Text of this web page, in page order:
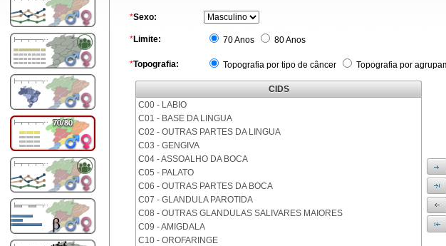
*Sexo:
*Limite: 70 Anos 80 Anos
*Topografia: Topografia por tipo de câncer Topografia por
CIDS
C00 - LABIO
C01 - BASE DA LINGUA
C02 - OUTRAS PARTES DA LINGUA
C03 - GENGIVA
C04 - ASSOALHO DA BOCA
C05 - PALATO
C06 - OUTRAS PARTES DA BOCA
C07 - GLANDULA PAROTIDA
C08 - OUTRAS GLANDULAS SALIVARES MAIORES
C09 - AMIGDALA
C10 - OROFARINGE